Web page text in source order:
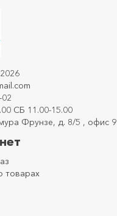
Волоть
СБ 11.00-15.00
Фрунзе, д. 8/5 , офис 9
товарах